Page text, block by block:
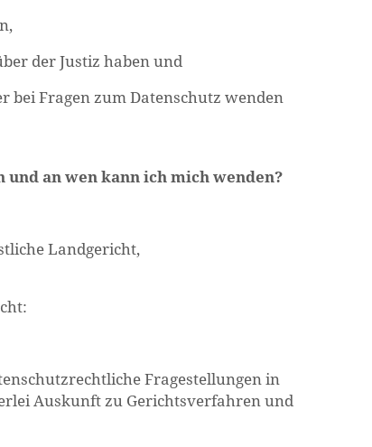
der Jus­tiz haben und
bei Fra­gen zum Da­ten­schutz wen­den
an wen kann ich mich wen­den?
Land­ge­richt,
Fra­ge­stel­lun­gen in
Aus­kunft zu Ge­richts­ver­fah­ren und